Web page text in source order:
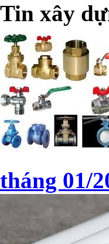
Tin xây
tháng 01/